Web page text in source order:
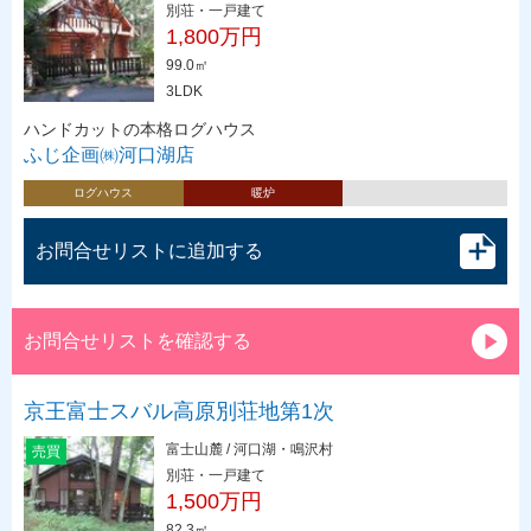
別荘・一戸建て
1,800万円
99.0㎡
3LDK
ハンドカットの本格ログハウス
ふじ企画㈱河口湖店
ログハウス 暖炉
お問合せリストに追加する
お問合せリストを確認する
京王富士スバル高原別荘地第1次
売買
富士山麓 / 河口湖・鳴沢村
別荘・一戸建て
1,500万円